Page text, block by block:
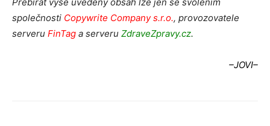
společnosti Copywrite Company s.r.o., provozovatele
serveru FinTag a serveru ZdraveZpravy.cz.
–JOVI–